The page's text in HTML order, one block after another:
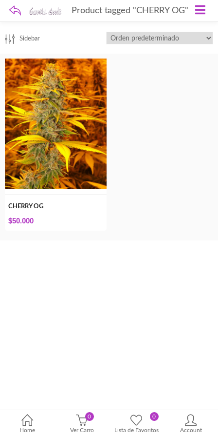
Product tagged "CHERRY OG"
Home
0
Ver Carro
0
Lista de Favoritos Account
Sidebar
CHERRY OG
$50.000